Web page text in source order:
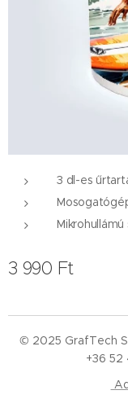
3 dl-es
3 990 Ft
© 2025 GrafTech
+36 52